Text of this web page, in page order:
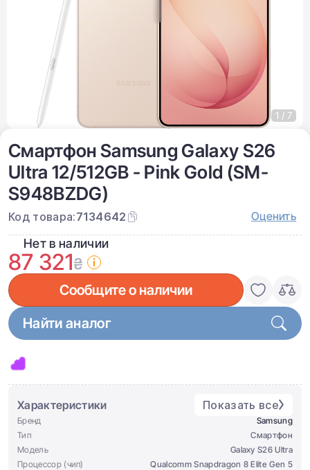
Смартфон Samsung Galaxy S26
Ultra 12/512GB - Pink Gold (SM-
S948BZDG)
Код товара:7134642 Оценить
Нет в наличии
87 321₴
Сообщите о наличии
Найти аналог
Характеристики Показать все
Бренд
Samsung
Тип
Смартфон
Модель
Galaxy S26 Ultra
Процессор (чип)
Qualcomm Snapdragon 8 Elite Gen 5
1 / 7